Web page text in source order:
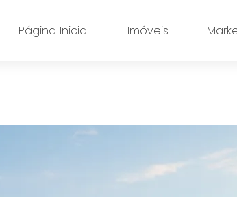
Página Inicial Imóveis